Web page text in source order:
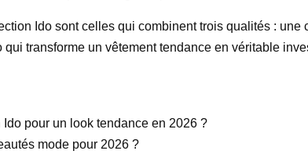
Ido sont celles qui combinent trois qualités :
qui transforme un vêtement tendance en véritable
pour un look tendance en 2026 ?
mode pour 2026 ?